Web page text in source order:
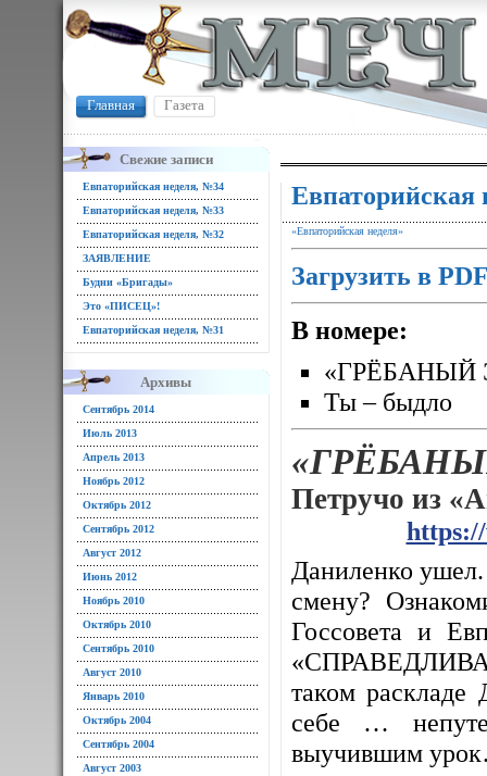
Главная Газета
Свежие записи
Евпаторийская неделя, №34
Евпаторийская неделя, №33
Евпаторийская неделя, №32
ЗАЯВЛЕНИЕ
Будни «Бригады»
Это «ПИСЕЦ»!
Евпаторийская неделя, №31
Архивы
Сентябрь 2014
Июль 2013
Апрель 2013
Ноябрь 2012
Октябрь 2012
Сентябрь 2012
Август 2012
Июнь 2012
Ноябрь 2010
Октябрь 2010
Сентябрь 2010
Август 2010
Январь 2010
Октябрь 2004
Сентябрь 2004
Август 2003
Евпаторийская
«Евпаторийская неделя»
Загрузить в
В номере:
«ГРЁБАНЫЙ
Ты – быдло
Петручо из
Даниленко
смену?
Госсовета и
таком раскладе
себе …
выучившим